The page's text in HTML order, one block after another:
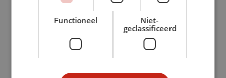
Functioneel
Niet-
geclassificeerd